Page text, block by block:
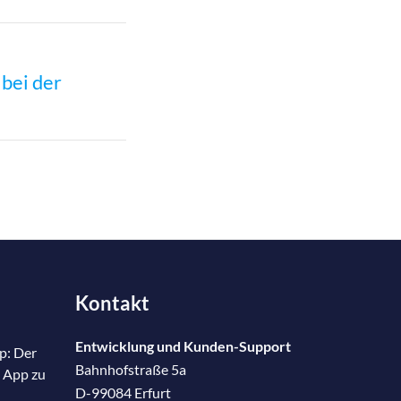
der
Der
zu
Kontakt
Entwicklung und Kunden-Support
Bahnhofstraße 5a
D-99084 Erfurt